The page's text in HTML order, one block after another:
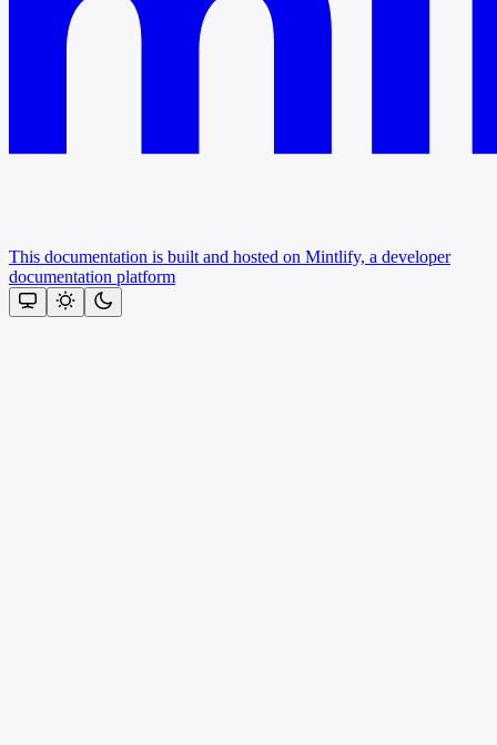
This documentation is built and hosted on Mintlify, a developer
documentation platform